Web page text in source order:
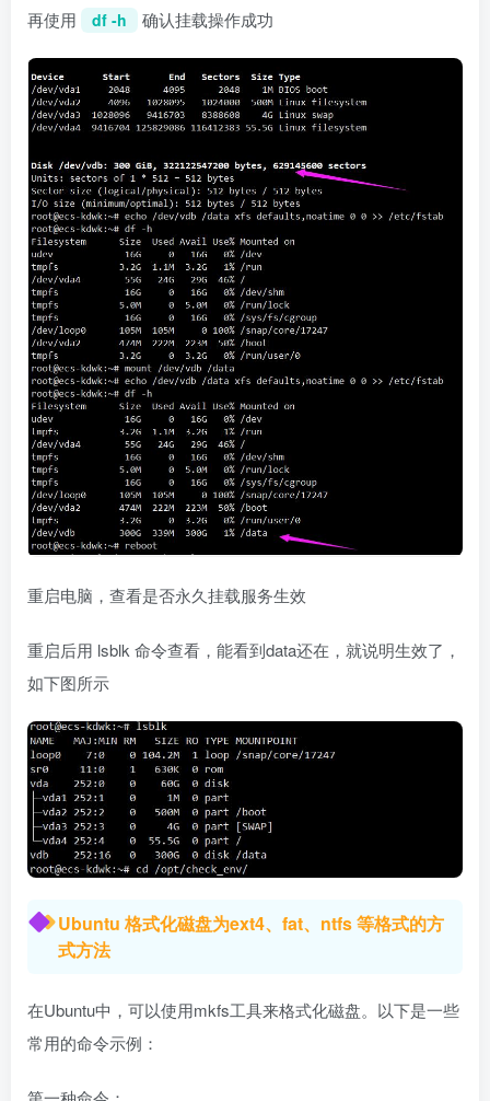
再使用 df -h 确认挂载操作成功
重启电脑，查看是否永久挂载服务生效
重启后用 lsblk 命令查看，能看到data还在，就说明生效了，
如下图所示
Ubuntu 格式化磁盘为ext4、fat、ntfs 等格式的方
式方法
在Ubuntu中，可以使用mkfs工具来格式化磁盘。以下是一些
常用的命令示例：